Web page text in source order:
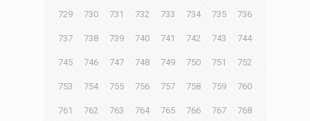
729 730 731 732 733 734 735 736
737 738 739 740 741 742 743 744
745 746 747 748 749 750 751 752
753 754 755 756 757 758 759 760
761 762 763 764 765 766 767 768